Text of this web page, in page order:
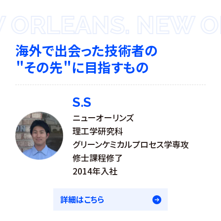
海外で出会った技術者の
＂その先＂に目指すもの
S.S
ニューオーリンズ
理工学研究科
グリーンケミカルプロセス学専攻
修士課程修了
2014年入社
詳細はこちら